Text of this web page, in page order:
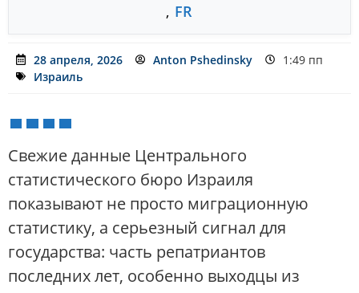
, FR
28 апреля, 2026 Anton Pshedinsky
1:49 пп
Израиль
Свежие данные Центрального
статистического бюро Израиля
показывают не просто миграционную
статистику, а серьезный сигнал для
государства: часть репатриантов
последних лет, особенно выходцы из